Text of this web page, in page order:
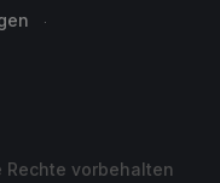
vorbehalten